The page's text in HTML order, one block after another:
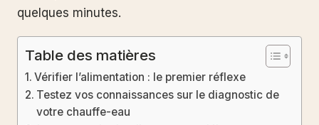
quelques minutes.
Table des matières
Vérifier l’alimentation : le premier réflexe
Testez vos connaissances sur le diagnostic de
votre chauffe-eau